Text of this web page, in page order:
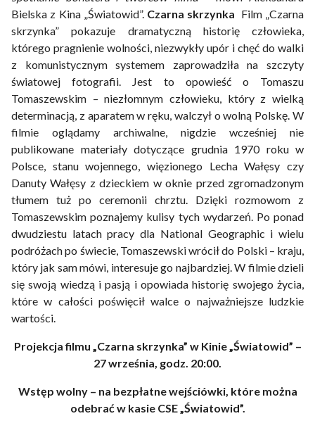
Bielska z Kina „Światowid”. Czarna skrzynka Film „Czarna
skrzynka” pokazuje dramatyczną historię człowieka,
którego pragnienie wolności, niezwykły upór i chęć do walki
z komunistycznym systemem zaprowadziła na szczyty
światowej fotografii. Jest to opowieść o Tomaszu
Tomaszewskim – niezłomnym człowieku, który z wielką
determinacją, z aparatem w ręku, walczył o wolną Polskę. W
filmie oglądamy archiwalne, nigdzie wcześniej nie
publikowane materiały dotyczące grudnia 1970 roku w
Polsce, stanu wojennego, więzionego Lecha Wałęsy czy
Danuty Wałęsy z dzieckiem w oknie przed zgromadzonym
tłumem tuż po ceremonii chrztu. Dzięki rozmowom z
Tomaszewskim poznajemy kulisy tych wydarzeń. Po ponad
dwudziestu latach pracy dla National Geographic i wielu
podróżach po świecie, Tomaszewski wrócił do Polski – kraju,
który jak sam mówi, interesuje go najbardziej. W filmie dzieli
się swoją wiedzą i pasją i opowiada historię swojego życia,
które w całości poświęcił walce o najważniejsze ludzkie
wartości.
Projekcja filmu „Czarna skrzynka” w Kinie „Światowid” –
27 września, godz. 20:00.
Wstęp wolny – na bezpłatne wejściówki, które można
odebrać w kasie CSE „Światowid”.